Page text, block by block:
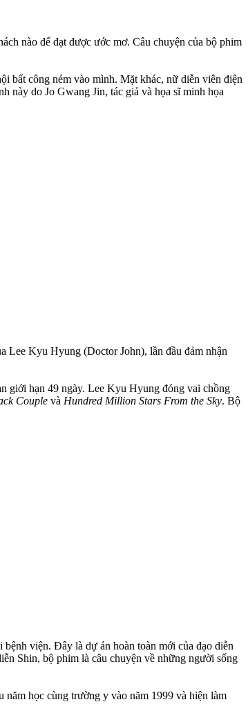
nào để đạt được ước mơ. Câu chuyện của bộ phim
bất công ném vào mình. Mặt khác, nữ diễn viên điện
này do Jo Gwang Jin, tác giả và họa sĩ minh họa
Lee Kyu Hyung (Doctor John), lần đầu đảm nhận
giới hạn 49 ngày. Lee Kyu Hyung đóng vai chồng
Couple và Hundred Million Stars From the Sky. Bộ
viện. Đây là dự án hoàn toàn mới của đạo diễn
Shin, bộ phim là câu chuyện về những người sống
học cùng trường y vào năm 1999 và hiện làm